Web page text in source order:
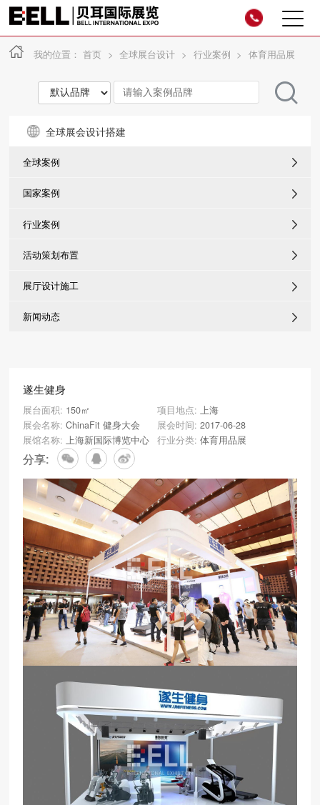
我的位置： 首页 > 全球展台设计 > 行业案例 > 体育用品展
全球展会设计搭建
全球案例
国家案例
行业案例
活动策划布置
展厅设计施工
新闻动态
遂生健身
展台面积: 150㎡ 项目地点: 上海
展会名称:ChinaFit 健身大会 展会时间: 2017-06-28
展馆名称: 上海新国际博览中心 行业分类: 体育用品展
分享: